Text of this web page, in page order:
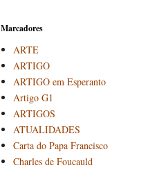
Marcadores
ARTE
ARTIGO
ARTIGO em Esperanto
Artigo G1
ARTIGOS
ATUALIDADES
Carta do Papa Francisco
Charles de Foucauld